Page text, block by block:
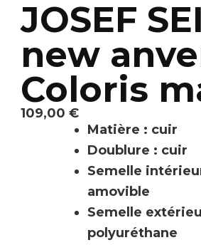
JOSEF
new
Coloris
109,00 €
Matière : cuir
Doublure : cuir
Semelle
amovible
Semelle
polyuréthane